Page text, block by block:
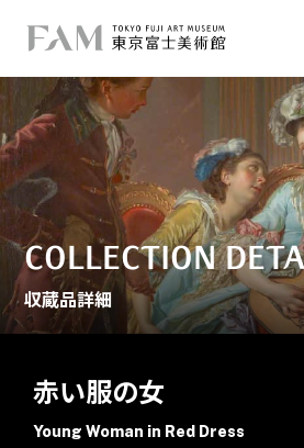
COLLECTION
収蔵品詳細
赤い服の女
Young Woman in Red Dress